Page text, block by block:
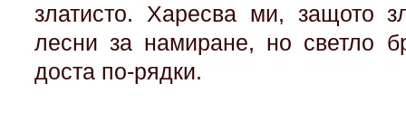
златисто. Харесва ми, защото
лесни за намиране, но светло
доста по-рядки.